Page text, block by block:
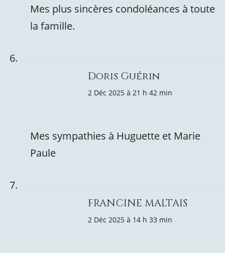
Mes plus sincères condoléances à toute
la famille.
Doris Guérin
2 Déc 2025 à 21 h 42 min
Mes sympathies à Huguette et Marie
Paule
FRANCINE MALTAIS
2 Déc 2025 à 14 h 33 min